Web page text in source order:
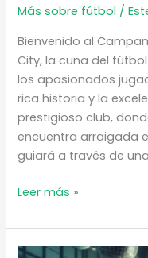
Más sobre fútbol /
Bienvenido al
City, la cuna del
los apasionados
rica historia y la
prestigioso club,
encuentra arraigada
guiará a través de
Campamento
fútbol
del
Leer más »